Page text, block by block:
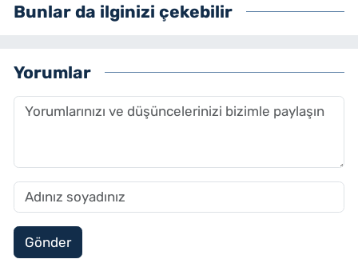
Bunlar da ilginizi çekebilir
Yorumlar
Gönder